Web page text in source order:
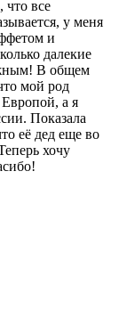
что все
у меня
и
далекие
В общем
мой род
а я
Показала
её дед еще во
хочу